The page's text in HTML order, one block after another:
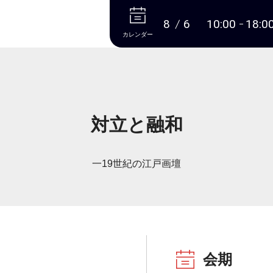
本文へ
カレンダー
8 6 10:00
対立と融和
一19世紀の江戸画壇
会期